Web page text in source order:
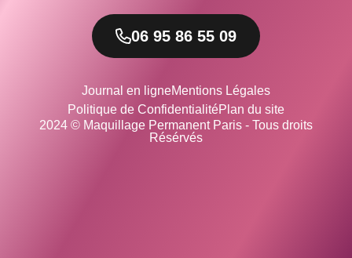
06 95 86 55 09
Journal en ligneMentions Légales
Politique de ConfidentialitéPlan du site
2024 © Maquillage Permanent Paris - Tous droits
Résérvés